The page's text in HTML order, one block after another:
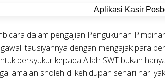
dalam pengajian Pengukuhan
tausiyahnya dengan mengajak para
bersyukur kepada Allah SWT bukan
amalan sholeh di kehidupan sehari hari